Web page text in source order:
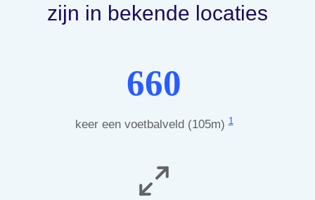
zijn in bekende locaties
660
keer een voetbalveld (105m)1